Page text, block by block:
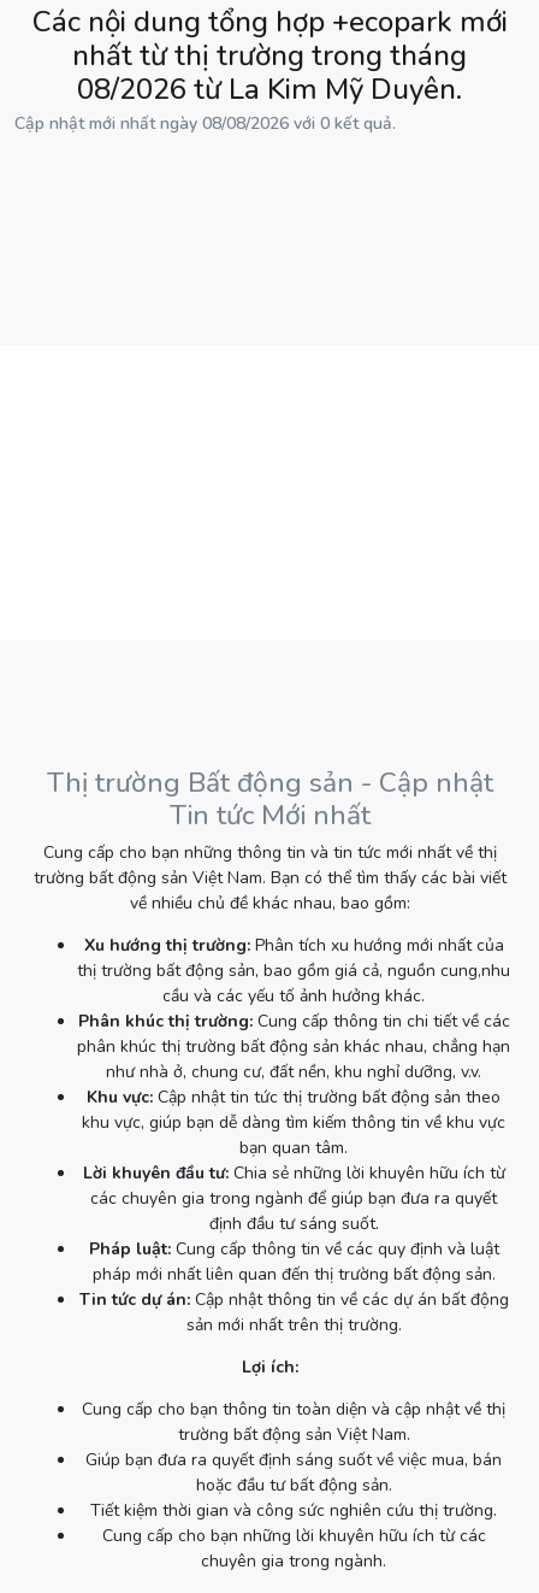
Các nội dung tổng hợp +ecopark mới
nhất từ thị trường trong tháng
08/2026 từ La Kim Mỹ Duyên.
Cập nhật mới nhất ngày 08/08/2026 với 0 kết quả.
Thị trường Bất động sản - Cập nhật
Tin tức Mới nhất
Cung cấp cho bạn những thông tin và tin tức mới nhất về thị
trường bất động sản Việt Nam. Bạn có thể tìm thấy các bài viết
về nhiều chủ đề khác nhau, bao gồm:
Xu hướng thị trường:Phân tích xu hướng mới nhất của
thị trường bất động sản, bao gồm giá cả, nguồn cung,nhu
cầu và các yếu tố ảnh hưởng khác.
Phân khúc thị trường:Cung cấp thông tin chi tiết về các
phân khúc thị trường bất động sản khác nhau, chẳng hạn
như nhà ở, chung cư, đất nền, khu nghỉ dưỡng, v.v.
Khu vực: Cập nhật tin tức thị trường bất động sản theo
khu vực, giúp bạn dễ dàng tìm kiếm thông tin về khu vực
bạn quan tâm.
Lời khuyên đầu tư:Chia sẻ những lời khuyên hữu ích từ
các chuyên gia trong ngành để giúp bạn đưa ra quyết
định đầu tư sáng suốt.
Pháp luật:Cung cấp thông tin về các quy định và luật
pháp mới nhất liên quan đến thị trường bất động sản.
Tin tức dự án:Cập nhật thông tin về các dự án bất động
sản mới nhất trên thị trường.
Lợi ích:
Cung cấp cho bạn thông tin toàn diện và cập nhật về thị
trường bất động sản Việt Nam.
Giúp bạn đưa ra quyết định sáng suốt về việc mua, bán
hoặc đầu tư bất động sản.
Tiết kiệm thời gian và công sức nghiên cứu thị trường.
Cung cấp cho bạn những lời khuyên hữu ích từ các
chuyên gia trong ngành.